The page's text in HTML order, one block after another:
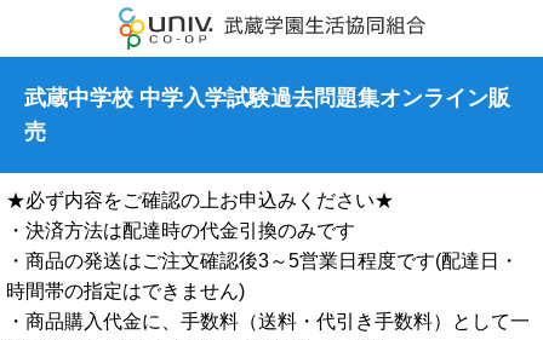
武蔵中学校 中学入学試験過去問題集オンライン販
売
★必ず内容をご確認の上お申込みください★
・決済方法は配達時の代金引換のみです
・商品の発送はご注文確認後3～5営業日程度です(配達日・
時間帯の指定はできません)
・商品購入代金に、手数料（送料・代引き手数料）として一